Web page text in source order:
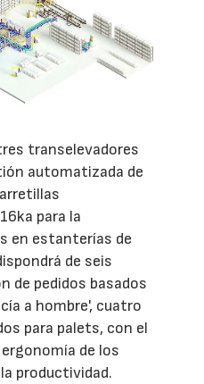
transelevadores
automatizada de
para la
en estanterías de
de seis
de pedidos basados
a hombre', cuatro
para palets, con el
de los
productividad.